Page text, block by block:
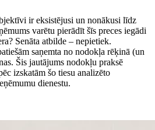
ir eksistējusi un nonākusi līdz
varētu pierādīt šīs preces iegādi
Senāta atbilde – nepietiek.
saņemta no nodokļa rēķinā (un
Šis jautājums nodokļu praksē
izskatām šo tiesu analizēto
dienestu.